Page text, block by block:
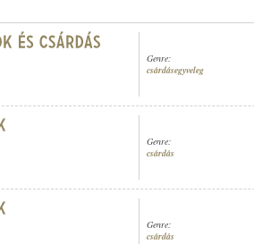
Genre:
csárdásegyveleg
Genre:
csárdás
Genre:
csárdás